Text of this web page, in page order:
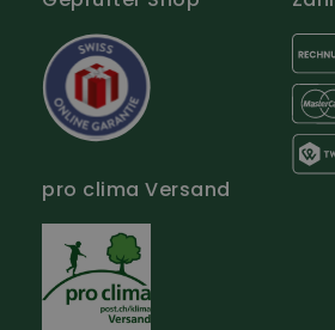
pro clima Versand